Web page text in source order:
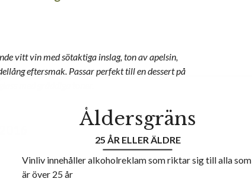
vitt vin med sötaktiga inslag, ton av apelsin,
eftersmak. Passar perfekt till en dessert på
med gräddiga toner.
Åldersgräns
25 ÅR ELLER ÄLDRE
Vinliv innehåller alkoholreklam som riktar sig till alla som
är över 25 år